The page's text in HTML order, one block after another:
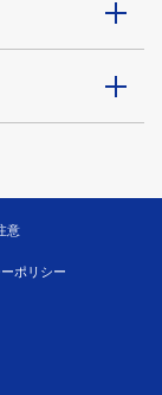
意
ポリシー